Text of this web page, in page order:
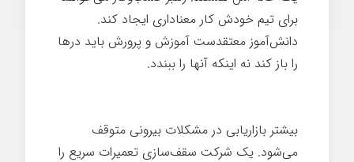
برای تیم خودش کار معناداری ایجاد کند.
دانش‌آموز معتقدست آموزش و پرورش باید درها
را باز کند نه اینکه آنها را ببندد.
بیشتر بازاریابی در مشکلات بیرونی متوقف
می‌شود. یک شرکت سقف‌سازی تعمیرات سریع را